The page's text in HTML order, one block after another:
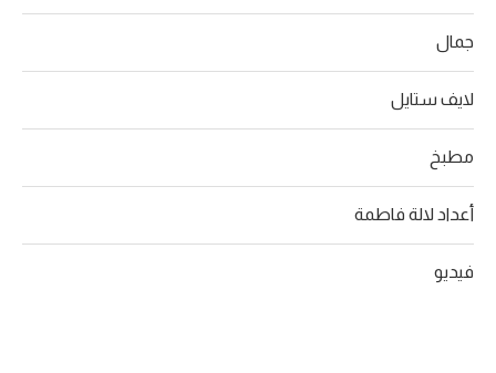
جمال
لايف ستايل
مطبخ
أعداد لالة فاطمة
فيديو